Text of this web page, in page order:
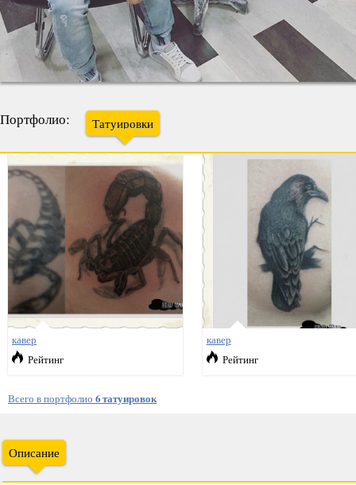
Портфолио: Татуировки
кавер
Рейтинг
кавер
Рейтинг
Всего в портфолио 6 татуировок
Описание